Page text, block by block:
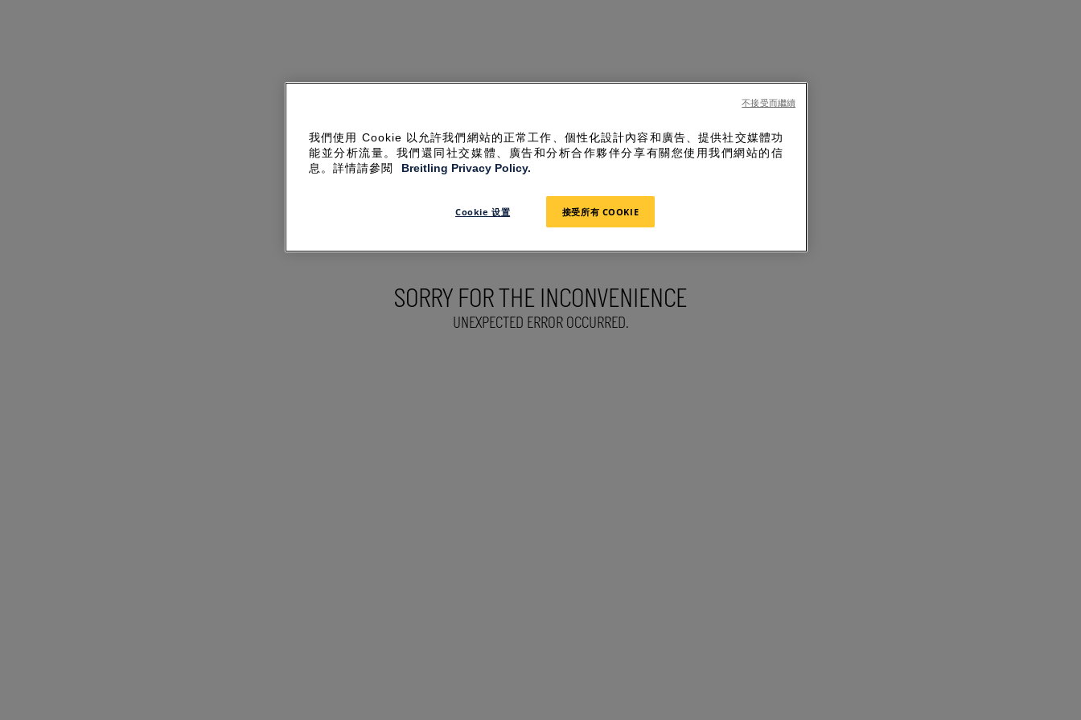
SORRY FOR THE INCONVENIENCE
UNEXPECTED ERROR OCCURRED.
我們使用 Cookie 以允許我們網站的正常工作、個性化設計內容和廣告、提供社交媒體功
能並分析流量。我們還同社交媒體、廣告和分析合作夥伴分享有關您使用我們網站的信
息。詳情請參閱
Breitling Privacy Policy.
Cookie 设置 接受所有 COOKIE
不接受而繼續